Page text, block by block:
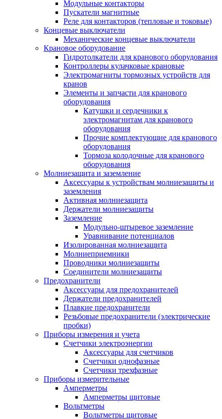
Модульные контакторы
Пускатели магнитные
Реле для контакторов (тепловые и токовые)
Концевые выключатели
Механические концевые выключатели
Крановое оборудование
Гидротолкатели для кранового оборудования
Контроллеры кулачковые крановые
Электромагниты тормозных устройств для
кранов
Элементы и запчасти для кранового
оборудования
Катушки и сердечники к
электромагнитам для кранового
оборудования
Прочие комплектующие для кранового
оборудования
Тормоза колодочные для кранового
оборудования
Молниезащита и заземление
Аксессуары к устройствам молниезащиты и
заземления
Активная молниезащита
Держатели молниезащиты
Заземление
Модульно-штыревое заземление
Уравнивание потенциалов
Изолированная молниезащита
Молниеприемники
Проводники молниезащиты
Соединители молниезащиты
Предохранители
Аксессуары для предохранителей
Держатели предохранителей
Плавкие предохранители
Резьбовые предохранители (электрические
пробки)
Приборы измерения и учета
Счетчики электроэнергии
Аксессуары для счетчиков
Счетчики однофазные
Счетчики трехфазные
Приборы измерительные
Амперметры
Амперметры щитовые
Вольтметры
Вольтметры щитовые